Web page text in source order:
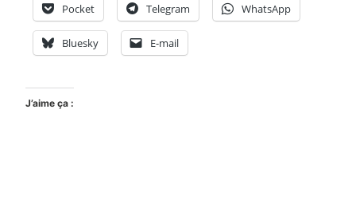
Pocket Telegram WhatsApp
Bluesky E-mail
J’aime ça :